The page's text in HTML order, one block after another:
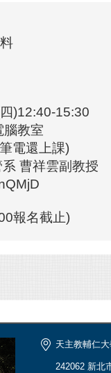
)12:40-15:30
教室
電還上課)
曹祥雲副教授
報名截止)
天主教輔仁
242062 新北